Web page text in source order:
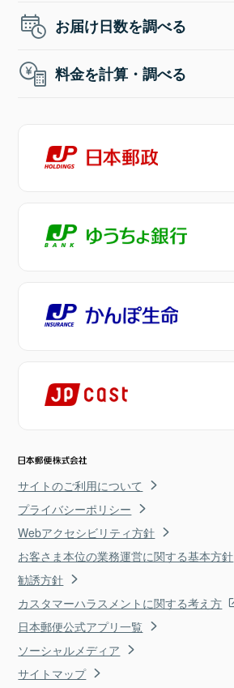
お届け日数を調べる
料金を計算・調べる
サイトのご利用について
プライバシーポリシー
Webアクセシビリティ方針
お客さま本位の業務運営に関する基本方針
勧誘方針
カスタマーハラスメントに関する考え方
日本郵便公式アプリ一覧
ソーシャルメディア
サイトマップ